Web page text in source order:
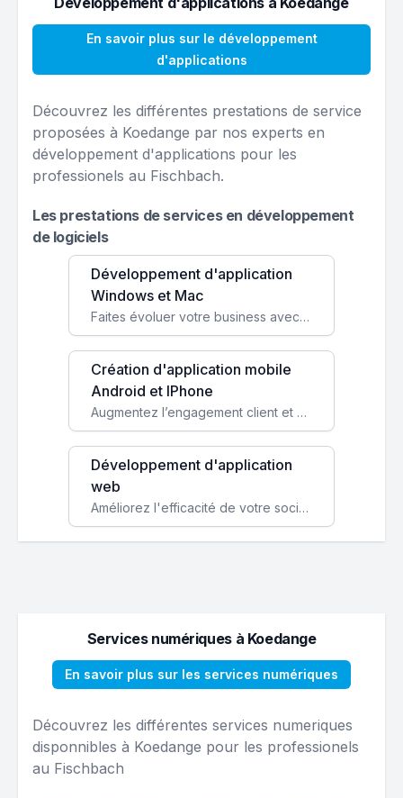
En savoir plus sur le développement
d'applications
Découvrez les différentes prestations de service
proposées à Koedange par nos experts en
développement d'applications pour les
professionels au Fischbach.
Les prestations de services en développement
de logiciels
Développement d'application
Windows et Mac
Faites évoluer votre business avec des solutions logicielles personnalisées, parfaitement adaptées à vos besoins spécifiques.
Création d'application mobile
Android et IPhone
Augmentez l’engagement client et simplifiez vos processus avec une application mobile sur mesure, disponible sur iOS et Android.
Développement d'application
web
Améliorez l'efficacité de votre société avec une application web personnalisée accessible partout et tout le temps.
Services numériques à Koedange
En savoir plus sur les services numériques
Découvrez les différentes services numeriques
disponnibles à Koedange pour les professionels
au Fischbach